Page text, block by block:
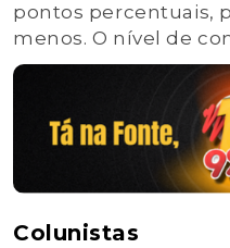
pontos percentuais,
menos. O nível de
Colunistas